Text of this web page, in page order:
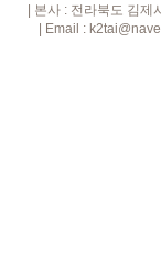
| 본사 : 전라북도 김
| Email :